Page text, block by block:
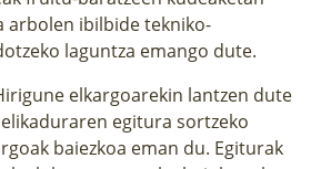
arbolen ibilbide tekniko-
laguntza emango dute.
elkargoarekin lantzen dute
egitura sortzeko
baiezkoa eman du. Egiturak